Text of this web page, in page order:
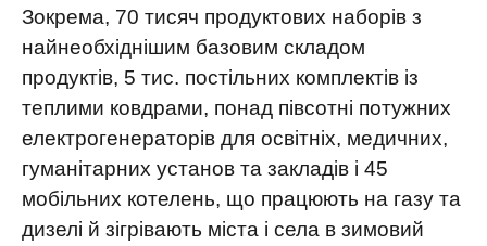
Зокрема, 70 тисяч продуктових наборів з
найнеобхіднішим базовим складом
продуктів, 5 тис. постільних комплектів із
теплими ковдрами, понад півсотні потужних
електрогенераторів для освітніх, медичних,
гуманітарних установ та закладів і 45
мобільних котелень, що працюють на газу та
дизелі й зігрівають міста і села в зимовий